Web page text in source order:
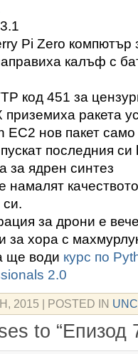
Pi Zero компютър
калъф с
код 451 за
приземиха ракета
EC2 нов пакет само
последния
ядрен синтез
намалят
си.
за дрони е
за хора с
ще води курс по
2.0
2015 | POSTED IN
to “Епизод